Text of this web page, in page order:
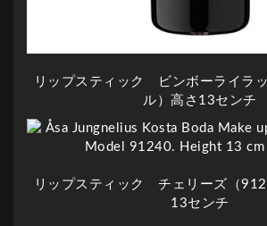
リップスティック ビンボーライラ
ル）高さ13センチ
リップスティック チェリーズ（
13センチ